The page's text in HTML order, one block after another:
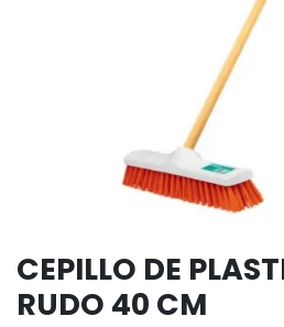
CEPILLO DE
RUDO 40 CM